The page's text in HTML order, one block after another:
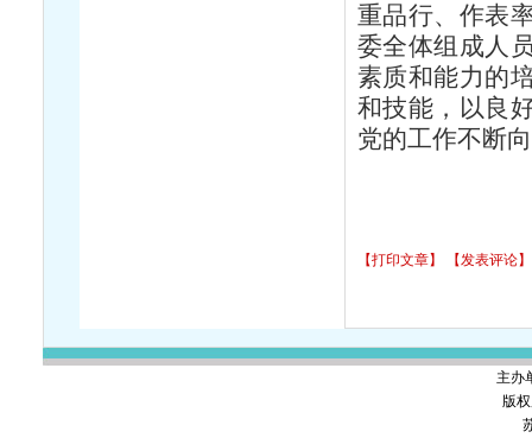
重品行、作表
委全体组成人
素质和能力的
和技能，以良
党的工作不断
【打印文章】 【发表评论】
主办
版